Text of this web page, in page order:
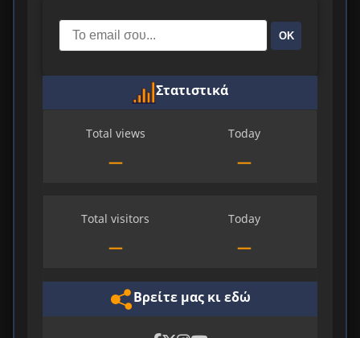
ΟΚ
Στατιστικά
Total views
—
Today
—
Total visitors
—
Today
—
Βρείτε μας κι εδώ